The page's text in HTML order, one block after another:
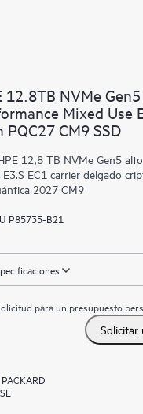
12.8TB NVMe
Mixed Use
PQC27 CM9 SSD
12,8 TB NVMe Gen5
EC1 carrier delgado
2027 CM9
P85735-B21
para un presupuesto
Solicitar